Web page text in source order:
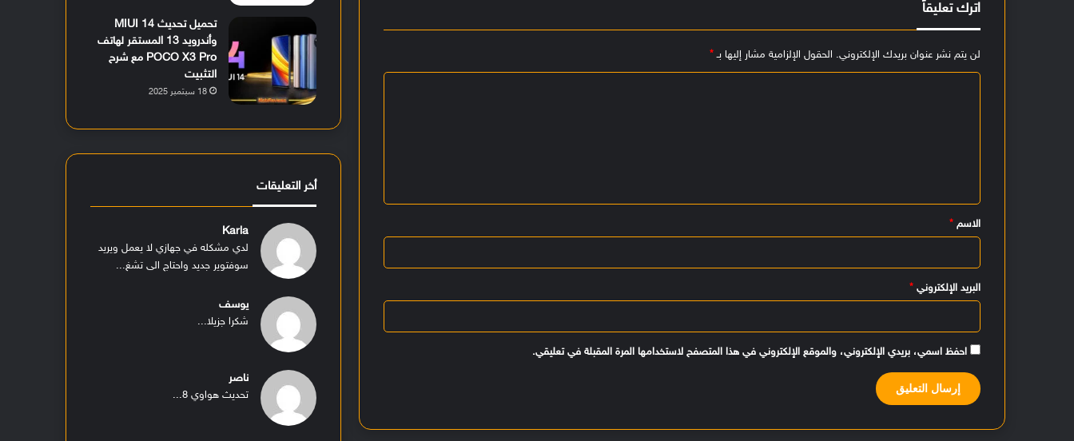
اترك تعليقاً
لن يتم نشر عنوان بريدك الإلكتروني. الحقول الإلزامية مشار إليها بـ*
الاسم*
البريد الإلكتروني*
احفظ اسمي، بريدي الإلكتروني، والموقع الإلكتروني في هذا المتصفح لاستخدامها المرة المقبلة في تعليقي.
تحميل تحديث MIUI 14
وأندرويد 13 المستقر لهاتف
POCO X3 Pro مع شرح
التثبيت
18 سبتمبر 2025
أخر التعليقات
Karla
لدي مشكله في جهازي لا يعمل ويريد
سوفتوير جديد واحتاج الى تشغ...
يوسف
شكرا جزيلا...
ناصر
تحديث هواوي 8...